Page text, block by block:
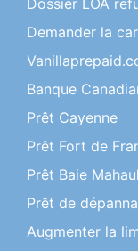
Demander la
Banque
Prêt Cayenne
Prêt Fort de
Prêt Baie
Prêt de
Augmenter la